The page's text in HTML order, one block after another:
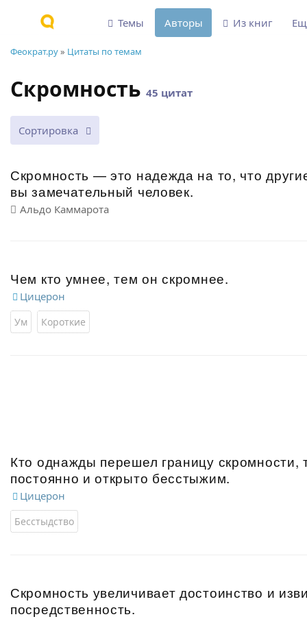
Феократ.ру» Цитаты по темам
Скромность 45 цитат
Сортировка
Скромность — это надежда на то, что
вы замечательный человек.
Альдо Каммарота
Чем кто умнее, тем он скромнее.
Цицерон
Ум Короткие
Кто однажды перешел границу скромности,
постоянно и открыто бесстыжим.
Цицерон
Бесстыдство
Скромность увеличивает достоинство и
посредственность.
Темы Авторы Из книг